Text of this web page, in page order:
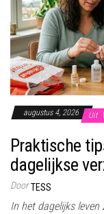
augustus 4, 2026 Uit
Praktische
dagelijkse
Door TESS
In het dagelijks